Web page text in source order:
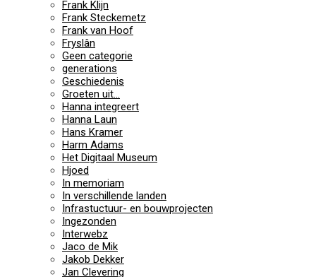
Frank Klijn
Frank Steckemetz
Frank van Hoof
Fryslân
Geen categorie
generations
Geschiedenis
Groeten uit…
Hanna integreert
Hanna Laun
Hans Kramer
Harm Adams
Het Digitaal Museum
Hjoed
In memoriam
In verschillende landen
Infrastuctuur- en bouwprojecten
Ingezonden
Interwebz
Jaco de Mik
Jakob Dekker
Jan Clevering